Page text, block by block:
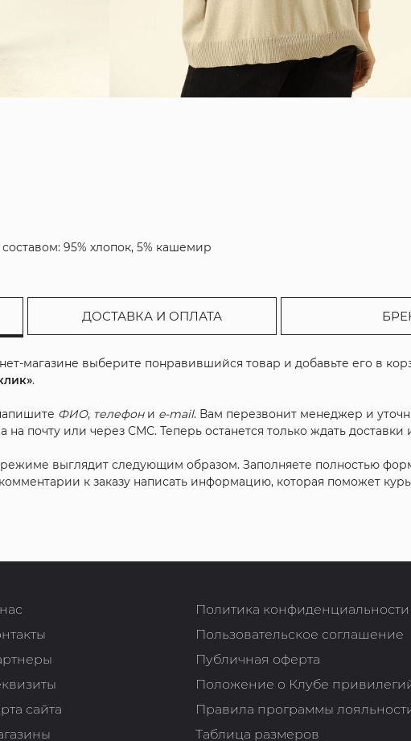
95% хлопок, 5% кашемир
ДОСТАВКА И ОПЛАТА
магазине выберите понравившийся товар и добавьте его в
.
ФИО, телефони e-mail. Вам перезвонит менеджер и
почту или через СМС. Теперь останется только ждать доставки
выглядит следующим образом. Заполняете полностью
к заказу написать информацию, которая поможет
сайта
Политика конфиденциальности
Пользовательское соглашение
Публичная оферта
Положение о Клубе
Правила программы
Таблица размеров